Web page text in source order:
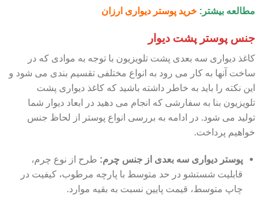
مطالعه بیشتر: خرید پوستر دیواری ارزان
جنس پوستر پشت دیوار
کاغذ دیواری سه بعدی پشت تلویزیون با توجه به موادی که در
ساخت آنها به کار می رود به انواع مختلفی تقسیم بندی می شود و
این نکته را باید به خاطر داشته باشید که کاغذ دیواری پشت
تلویزیون بنا به سفارشی که انجام می دهید در ابعاد دیوار شما
تولید می شود. در ادامه به بررسی انواع پوستر از لحاظ جنس
خواهیم پرداخت.
پوستر دیواری سه بعدی از جنس چرم: طرح از نوع چرم،
قابلیت شستشو در حد متوسط با پارچه مرطوب، کیفیت در
چاپ متوسط، قیمت پایین نسبت به بقیه موارد.